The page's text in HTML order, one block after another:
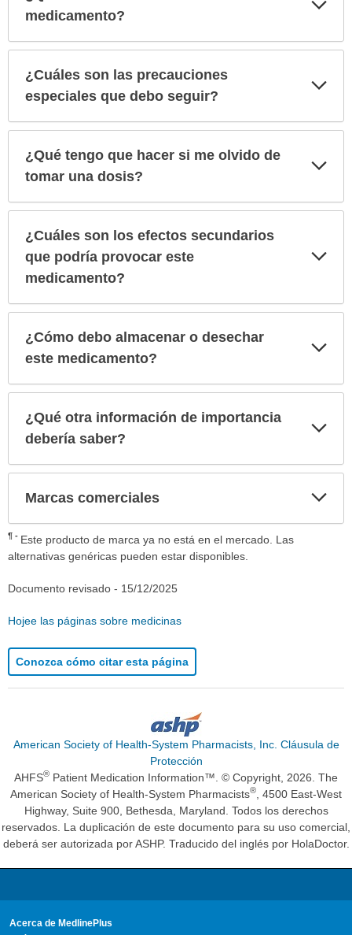
medicamento?
¿Cuáles son las precauciones
especiales que debo seguir?
¿Qué tengo que hacer si me olvido de
tomar una dosis?
¿Cuáles son los efectos secundarios
que podría provocar este
medicamento?
¿Cómo debo almacenar o desechar
este medicamento?
¿Qué otra información de importancia
debería saber?
Marcas comerciales
¶
Este producto de marca ya no está en el mercado. Las
alternativas genéricas pueden estar disponibles.
Documento revisado - 15/12/2025
Hojee las páginas sobre medicinas
Conozca cómo citar esta página
American Society of Health-System Pharmacists, Inc. Cláusula de
Protección
AHFS® Patient Medication Information™. © Copyright, 2026. The
American Society of Health-System Pharmacists®
, 4500 East-West
Highway, Suite 900, Bethesda, Maryland. Todos los derechos
reservados. La duplicación de este documento para su uso comercial,
deberá ser autorizada por ASHP. Traducido del inglés por HolaDoctor.
Acerca de MedlinePlus